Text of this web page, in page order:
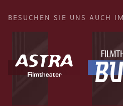
BESUCHEN SIE UNS AUCH IM